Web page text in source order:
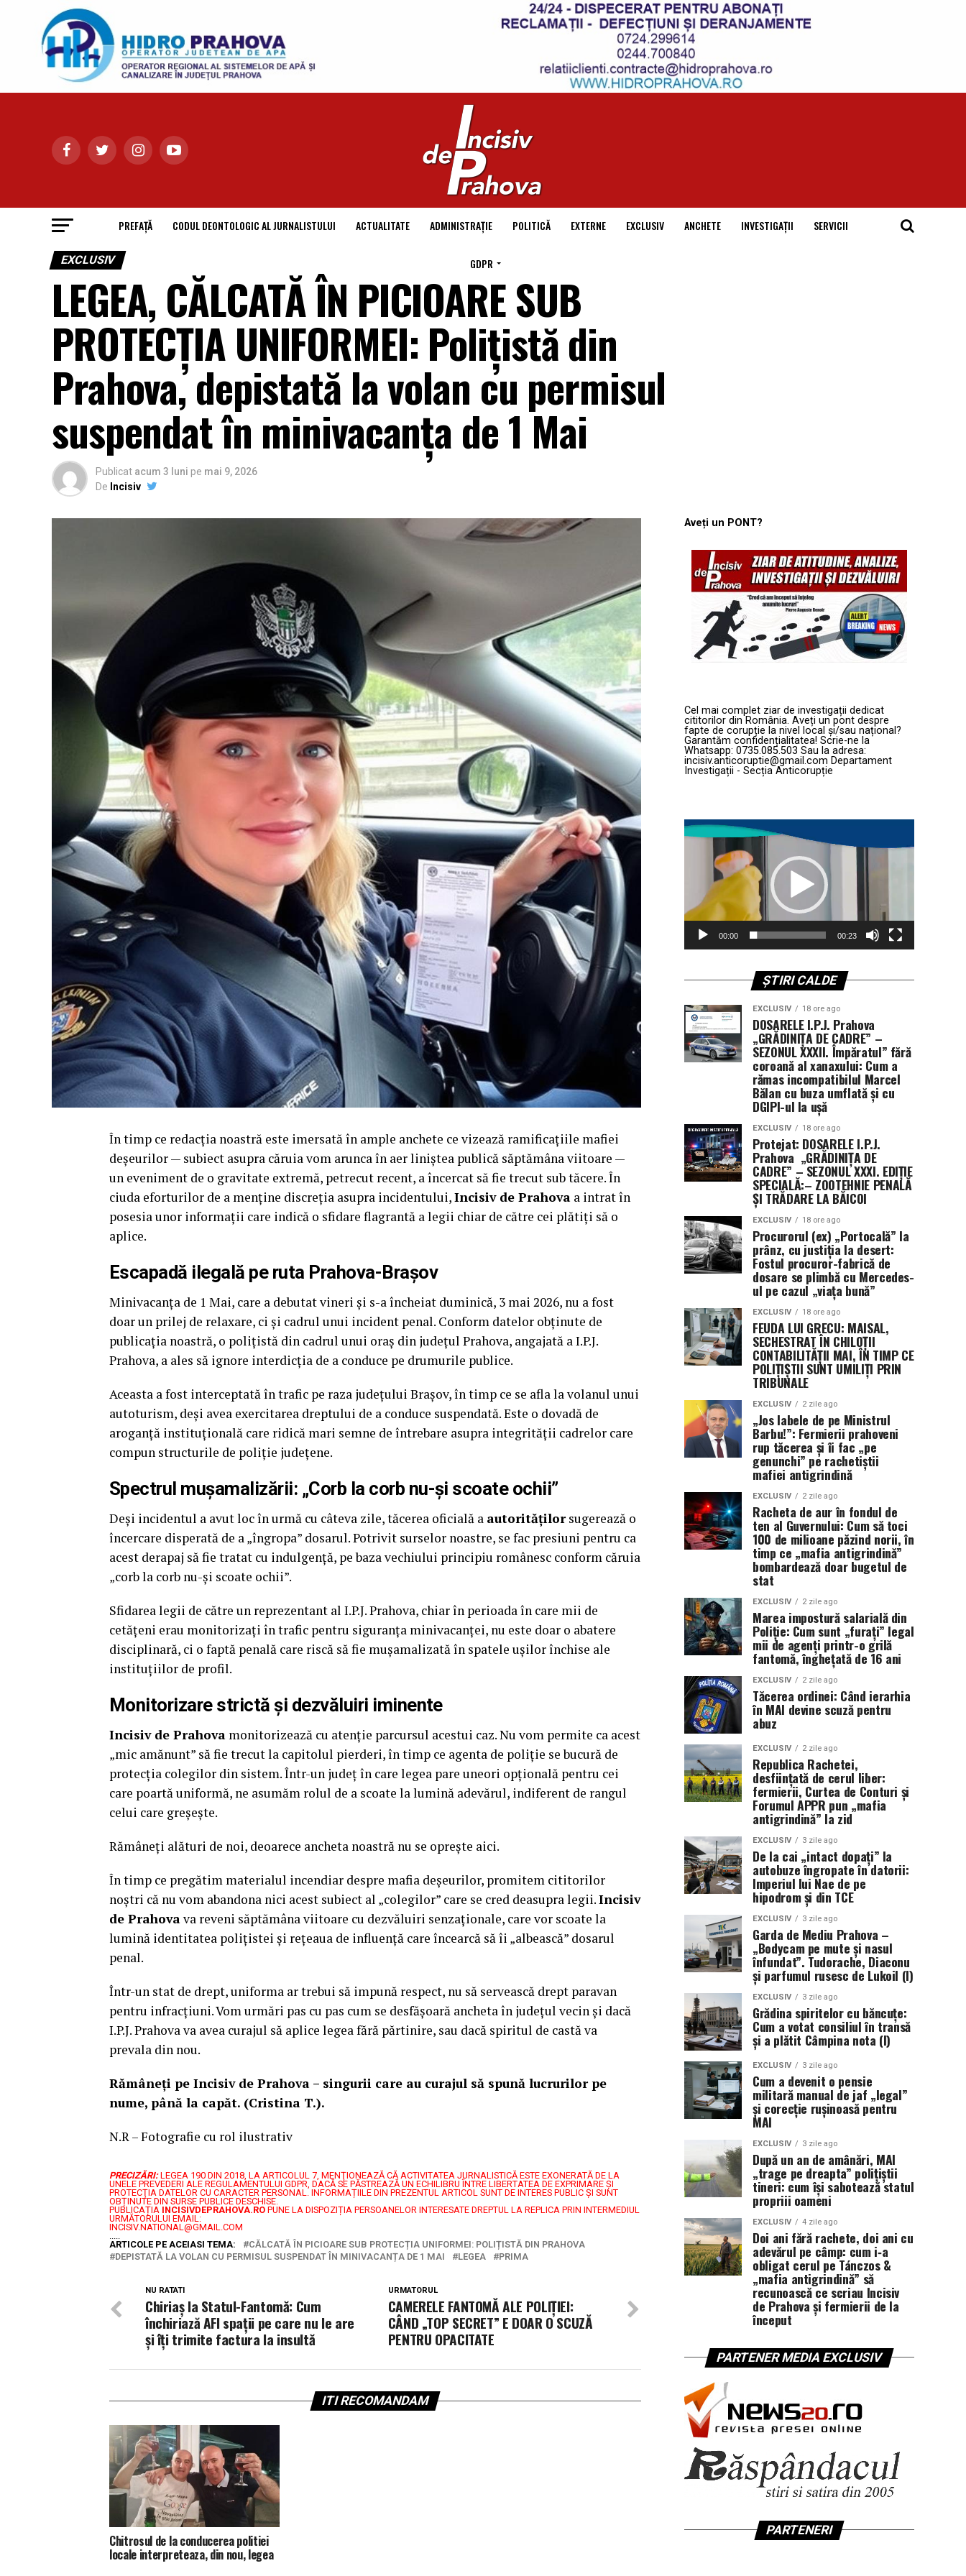
PREFAȚĂ CODUL DEONTOLOGIC AL JURNALISTULUI ACTUALITATE ADMINISTRAȚIE POLITICĂ EXTERNE EXCLUSIV ANCHETE INVESTIGAȚII SERVICII
GDPR
EXCLUSIV
LEGEA, CĂLCATĂ ÎN PICIOARE SUB
PROTECȚIA UNIFORMEI: Polițistă din
Prahova, depistată la volan cu permisul
suspendat în minivacanța de 1 Mai
Publicat acum 3 luni pe mai 9, 2026
De Incisiv
În timp ce redacția noastră este imersată în ample anchete ce vizează ramificațiile mafiei
deșeurilor — subiect asupra căruia vom arunca în aer liniștea publică săptămâna viitoare —
un eveniment de o gravitate extremă, petrecut recent, a încercat să fie trecut sub tăcere. În
ciuda eforturilor de a menține discreția asupra incidentului,Incisiv de Prahova a intrat în
posesia unor informații care indică o sfidare flagrantă a legii chiar de către cei plătiți să o
aplice.
Escapadă ilegală pe ruta Prahova-Brașov
Minivacanța de 1 Mai, care a debutat vineri și s-a încheiat duminică, 3 mai 2026, nu a fost
doar un prilej de relaxare, ci și cadrul unui incident penal. Conform datelor obținute de
publicația noastră, o polițistă din cadrul unui oraș din județul Prahova, angajată a I.P.J.
Prahova, a ales să ignore interdicția de a conduce pe drumurile publice.
Aceasta a fost interceptată în trafic pe raza județului Brașov, în timp ce se afla la volanul unui
autoturism, deși avea exercitarea dreptului de a conduce suspendată. Este o dovadă de
aroganță instituțională care ridică mari semne de întrebare asupra integrității cadrelor care
compun structurile de poliție județene.
Spectrul mușamalizării: „Corb la corb nu-și scoate ochii”
Deși incidentul a avut loc în urmă cu câteva zile, tăcerea oficială a autoritățilorsugerează o
încercare disperată de a „îngropa” dosarul. Potrivit surselor noastre, se fac presiuni pentru ca
acest derapaj să fie tratat cu indulgență, pe baza vechiului principiu românesc conform căruia
„corb la corb nu-și scoate ochii”.
Sfidarea legii de către un reprezentant al I.P.J. Prahova, chiar în perioada în care mii de
cetățeni erau monitorizați în trafic pentru siguranța minivacanței, nu este doar o abatere
disciplinară, ci o faptă penală care riscă să fie mușamalizată în spatele ușilor închise ale
instituțiilor de profil.
Monitorizare strictă și dezvăluiri iminente
Incisiv de Prahova monitorizează cu atenție parcursul acestui caz. Nu vom permite ca acest
„mic amănunt” să fie trecut la capitolul pierderi, în timp ce agenta de poliție se bucură de
protecția colegilor din sistem. Într-un județ în care legea pare uneori opțională pentru cei
care poartă uniformă, ne asumăm rolul de a scoate la lumină adevărul, indiferent de rangul
celui care greșește.
Rămâneți alături de noi, deoarece ancheta noastră nu se oprește aici.
În timp ce pregătim materialul incendiar despre mafia deșeurilor, promitem cititorilor
noștri că nu vom abandona nici acest subiect al „colegilor” care se cred deasupra legii.Incisiv
de Prahovava reveni săptămâna viitoare cu dezvăluiri senzaționale, care vor scoate la
lumină identitatea polițistei și rețeaua de influență care încearcă să îi „albească” dosarul
penal.
Într-un stat de drept, uniforma ar trebui să impună respect, nu să servească drept paravan
pentru infracțiuni. Vom urmări pas cu pas cum se desfășoară ancheta în județul vecin și dacă
I.P.J. Prahova va avea curajul să aplice legea fără părtinire, sau dacă spiritul de castă va
prevala din nou.
Rămâneți pe Incisiv de Prahova – singurii care au curajul să spună lucrurilor pe
nume, până la capăt. (Cristina T.).
N.R – Fotografie cu rol ilustrativ
PRECIZĂRI: LEGEA 190 DIN 2018, LA ARTICOLUL 7, MENŢIONEAZĂ CĂ ACTIVITATEA JURNALISTICĂ ESTE EXONERATĂ DE LA
UNELE PREVEDERI ALE REGULAMENTULUI GDPR, DACĂ SE PĂSTREAZĂ UN ECHILIBRU ÎNTRE LIBERTATEA DE EXPRIMARE ŞI
PROTECŢIA DATELOR CU CARACTER PERSONAL. INFORMAȚIILE DIN PREZENTUL ARTICOL SUNT DE INTERES PUBLIC ȘI SUNT
OBȚINUTE DIN SURSE PUBLICE DESCHISE.
PUBLICAȚIA INCISIVDEPRAHOVA.RO PUNE LA DISPOZIȚIA PERSOANELOR INTERESATE DREPTUL LA REPLICA PRIN INTERMEDIUL
URMĂTORULUI EMAIL:
INCISIV.NATIONAL@GMAIL.COM
.....
ARTICOLE PE ACEIASI TEMA:
CĂLCATĂ ÎN PICIOARE SUB PROTECȚIA UNIFORMEI: POLIȚISTĂ DIN PRAHOVA
DEPISTATĂ LA VOLAN CU PERMISUL SUSPENDAT ÎN MINIVACANȚA DE 1 MAI
LEGEA PRIMA
URMATORUL
CAMERELE FANTOMĂ ALE POLIȚIEI:
CÂND „TOP SECRET” E DOAR O SCUZĂ
PENTRU OPACITATE
NU RATATI
Chiriaș la Statul-Fantomă: Cum
închiriază AFI spații pe care nu le are
și îți trimite factura la insultă
ITI RECOMANDAM
Chitrosul de la conducerea politiei
locale interpreteaza, din nou, legea
Aveți un PONT?
Cel mai complet ziar de investigații dedicat
cititorilor din România. Aveți un pont despre
fapte de corupție la nivel local și/sau național?
Garantăm confidențialitatea! Scrie-ne la
Whatsapp: 0735.085.503 Sau la adresa:
incisiv.anticoruptie@gmail.com Departament
Investigații - Secția Anticorupție
Player
video
00:00 00:23
ȘTIRI CALDE
EXCLUSIV 18 ore ago
DOSARELE I.P.J. Prahova
„GRĂDINIȚA DE CADRE” –
SEZONUL XXXII. Împăratul” fără
coroană al xanaxului: Cum a
rămas incompatibilul Marcel
Bălan cu buza umflată și cu
DGIPI-ul la ușă
EXCLUSIV 18 ore ago
Protejat: DOSARELE I.P.J.
Prahova „GRĂDINIȚA DE
CADRE” – SEZONUL XXXI. EDIȚIE
SPECIALĂ:– ZOOTEHNIE PENALĂ
ȘI TRĂDARE LA BĂICOI
EXCLUSIV 18 ore ago
Procurorul (ex) „Portocală” la
prânz, cu justiția la desert:
Fostul procuror-fabrică de
dosare se plimbă cu Mercedes-
ul pe cazul „viața bună”
EXCLUSIV 18 ore ago
FEUDA LUI GRECU: MAISAL,
SECHESTRAT ÎN CHILOȚII
CONTABILITĂȚII MAI, ÎN TIMP CE
POLIȚIȘTII SUNT UMILIȚI PRIN
TRIBUNALE
EXCLUSIV 2 zile ago
„Jos labele de pe Ministrul
Barbu!”: Fermierii prahoveni
rup tăcerea și îi fac „pe
genunchi” pe rachetiștii
mafiei antigrindină
EXCLUSIV 2 zile ago
Racheta de aur în fondul de
ten al Guvernului: Cum să toci
100 de milioane păzind norii, în
timp ce „mafia antigrindină”
bombardează doar bugetul de
stat
EXCLUSIV 2 zile ago
Marea impostură salarială din
Poliție: Cum sunt „furați” legal
mii de agenți printr-o grilă
fantomă, înghețată de 16 ani
EXCLUSIV 2 zile ago
Tăcerea ordinei: Când ierarhia
în MAI devine scuză pentru
abuz
EXCLUSIV 2 zile ago
Republica Rachetei,
desființată de cerul liber:
fermierii, Curtea de Conturi și
Forumul APPR pun „mafia
antigrindină” la zid
EXCLUSIV 3 zile ago
De la cai „intact dopați” la
autobuze îngropate în datorii:
Imperiul lui Nae de pe
hipodrom și din TCE
EXCLUSIV 3 zile ago
Garda de Mediu Prahova –
„Bodycam pe mute și nasul
înfundat”. Tudorache, Diaconu
și parfumul rusesc de Lukoil (I)
EXCLUSIV 3 zile ago
Grădina spiritelor cu băncuțe:
Cum a votat consiliul în transă
și a plătit Câmpina nota (I)
EXCLUSIV 3 zile ago
Cum a devenit o pensie
militară manual de jaf „legal”
și corecție rușinoasă pentru
MAI
EXCLUSIV 3 zile ago
După un an de amânări, MAI
„trage pe dreapta” polițiștii
tineri: cum își sabotează statul
propriii oameni
EXCLUSIV 4 zile ago
Doi ani fără rachete, doi ani cu
adevărul pe câmp: cum i‑a
obligat cerul pe Tánczos &
„mafia antigrindină” să
recunoască ce scriau Incisiv
de Prahova și fermierii de la
început
PARTENER MEDIA EXCLUSIV
PARTENERI